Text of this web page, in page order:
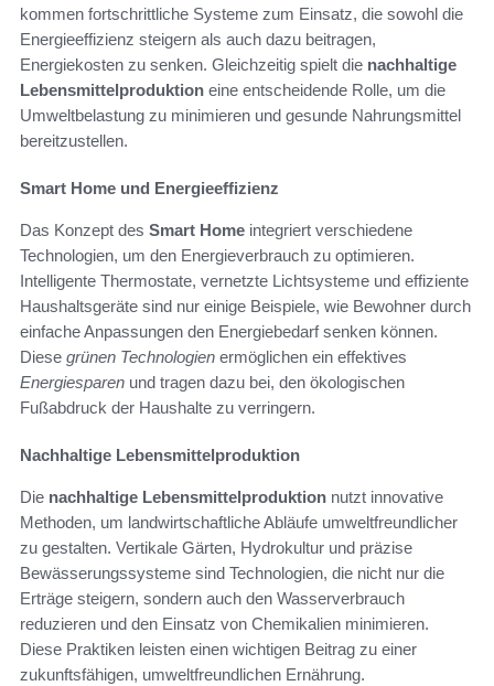
kommen fortschrittliche Systeme zum Einsatz, die sowohl die
Energieeffizienz steigern als auch dazu beitragen,
Energiekosten zu senken. Gleichzeitig spielt die nachhaltige
Lebensmittelproduktion eine entscheidende Rolle, um die
Umweltbelastung zu minimieren und gesunde Nahrungsmittel
bereitzustellen.
Smart Home und Energieeffizienz
Das Konzept des Smart Home integriert verschiedene
Technologien, um den Energieverbrauch zu optimieren.
Intelligente Thermostate, vernetzte Lichtsysteme und effiziente
Haushaltsgeräte sind nur einige Beispiele, wie Bewohner durch
einfache Anpassungen den Energiebedarf senken können.
Diese grünen Technologien ermöglichen ein effektives
Energiesparen und tragen dazu bei, den ökologischen
Fußabdruck der Haushalte zu verringern.
Nachhaltige Lebensmittelproduktion
Die nachhaltige Lebensmittelproduktion nutzt innovative
Methoden, um landwirtschaftliche Abläufe umweltfreundlicher
zu gestalten. Vertikale Gärten, Hydrokultur und präzise
Bewässerungssysteme sind Technologien, die nicht nur die
Erträge steigern, sondern auch den Wasserverbrauch
reduzieren und den Einsatz von Chemikalien minimieren.
Diese Praktiken leisten einen wichtigen Beitrag zu einer
zukunftsfähigen, umweltfreundlichen Ernährung.